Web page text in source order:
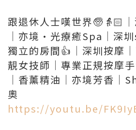
跟退休人士嘆世界🧓👵🏻
｜亦境·光療癒Spa｜深
獨立的房間👍｜深圳按摩｜
靚女技師｜專業正規按摩
｜香薰精油｜亦境芳香｜
https://youtu.be/